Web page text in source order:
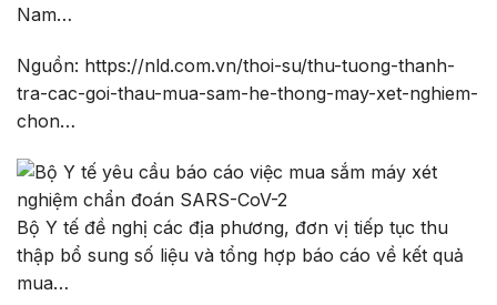
Nam…
Nguồn: https://nld.com.vn/thoi-su/thu-tuong-thanh-
tra-cac-goi-thau-mua-sam-he-thong-may-xet-nghiem-
chon…
Bộ Y tế đề nghị các địa phương, đơn vị tiếp tục thu
thập bổ sung số liệu và tổng hợp báo cáo về kết quả
mua…